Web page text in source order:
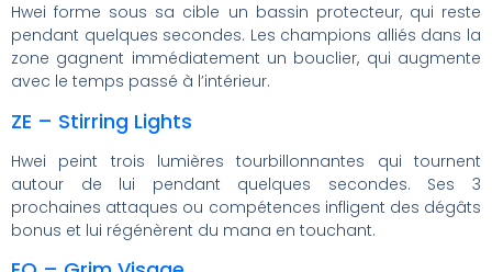
Hwei forme sous sa cible un bassin protecteur, qui reste
pendant quelques secondes. Les champions alliés dans la
zone gagnent immédiatement un bouclier, qui augmente
avec le temps passé à l’intérieur.
ZE – Stirring Lights
Hwei peint trois lumières tourbillonnantes qui tournent
autour de lui pendant quelques secondes. Ses 3
prochaines attaques ou compétences infligent des dégâts
bonus et lui régénèrent du mana en touchant.